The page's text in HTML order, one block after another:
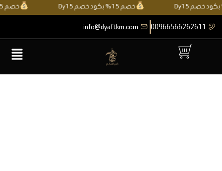
تخطي
خصم 15% بكود خصم Dy15 خصم 15% بكود خصم Dy15
00966566262611
info@dyaftkm.com
القائمة